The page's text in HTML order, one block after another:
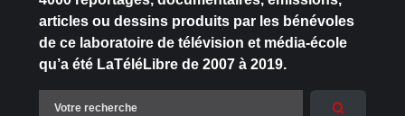
articles ou dessins produits par les bénévoles
de ce laboratoire de télévision et média-école
qu’a été LaTéléLibre de 2007 à 2019.